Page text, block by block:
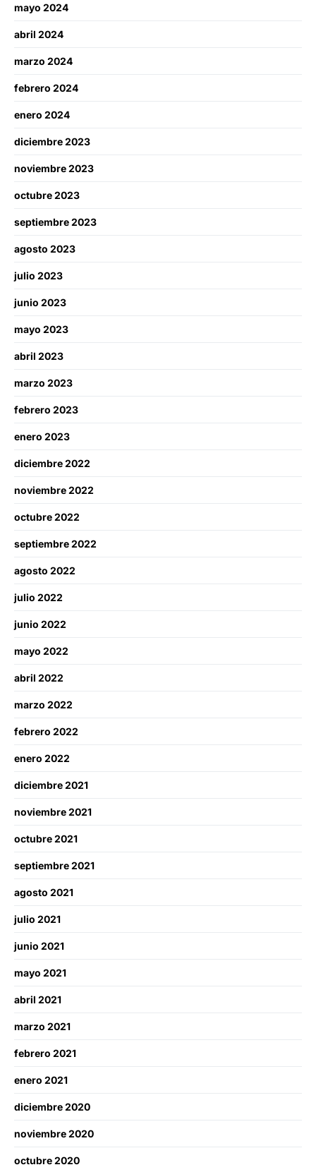
mayo 2024
abril 2024
marzo 2024
febrero 2024
enero 2024
diciembre 2023
noviembre 2023
octubre 2023
septiembre 2023
agosto 2023
julio 2023
junio 2023
mayo 2023
abril 2023
marzo 2023
febrero 2023
enero 2023
diciembre 2022
noviembre 2022
octubre 2022
septiembre 2022
agosto 2022
julio 2022
junio 2022
mayo 2022
abril 2022
marzo 2022
febrero 2022
enero 2022
diciembre 2021
noviembre 2021
octubre 2021
septiembre 2021
agosto 2021
julio 2021
junio 2021
mayo 2021
abril 2021
marzo 2021
febrero 2021
enero 2021
diciembre 2020
noviembre 2020
octubre 2020